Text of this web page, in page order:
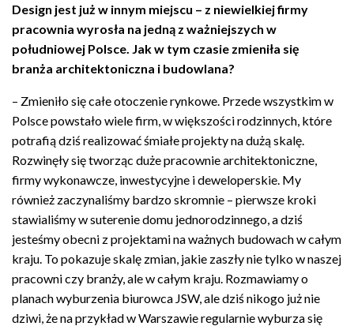
Design jest już w innym miejscu – z niewielkiej firmy
pracownia wyrosła na jedną z ważniejszych w
południowej Polsce. Jak w tym czasie zmieniła się
branża architektoniczna i budowlana?
– Zmieniło się całe otoczenie rynkowe. Przede wszystkim w
Polsce powstało wiele firm, w większości rodzinnych, które
potrafią dziś realizować śmiałe projekty na dużą skalę.
Rozwinęły się tworząc duże pracownie architektoniczne,
firmy wykonawcze, inwestycyjne i deweloperskie. My
również zaczynaliśmy bardzo skromnie – pierwsze kroki
stawialiśmy w suterenie domu jednorodzinnego, a dziś
jesteśmy obecni z projektami na ważnych budowach w całym
kraju. To pokazuje skalę zmian, jakie zaszły nie tylko w naszej
pracowni czy branży, ale w całym kraju. Rozmawiamy o
planach wyburzenia biurowca JSW, ale dziś nikogo już nie
dziwi, że na przykład w Warszawie regularnie wyburza się